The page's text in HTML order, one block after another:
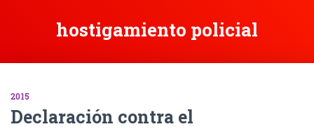
hostigamiento policial
2015
Declaración contra el